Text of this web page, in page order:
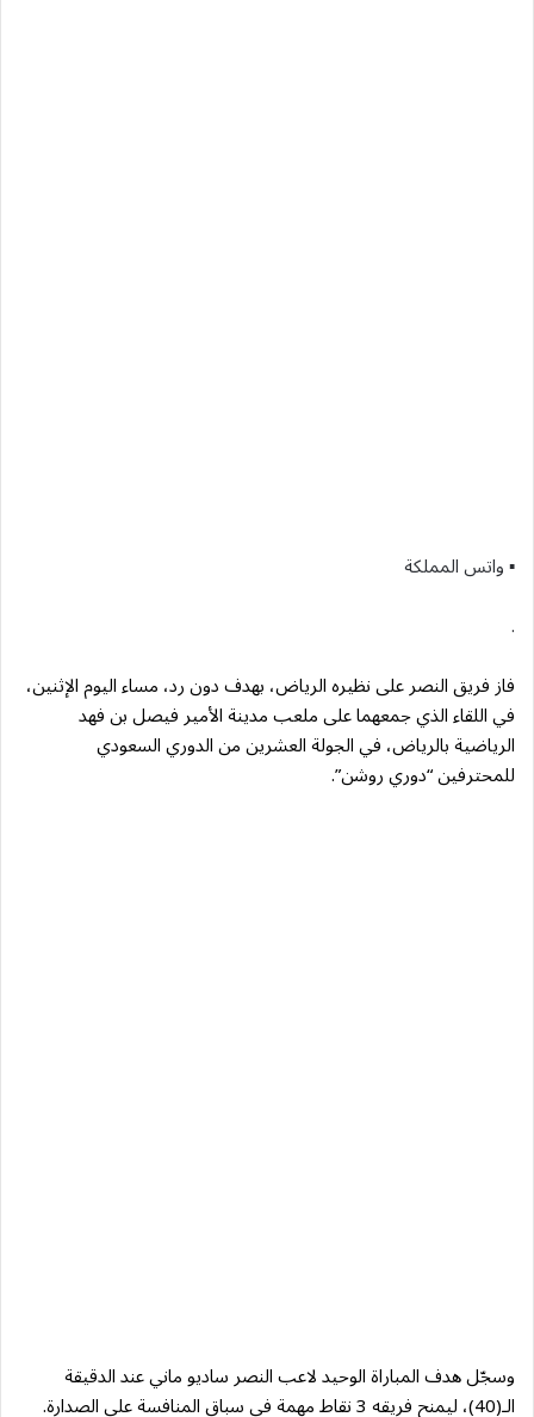
▪︎ واتس المملكة
.
فاز فريق النصر على نظيره الرياض، بهدف دون رد، مساء اليوم الإثنين،
في اللقاء الذي جمعهما على ملعب مدينة الأمير فيصل بن فهد
الرياضية بالرياض، في الجولة العشرين من الدوري السعودي
للمحترفين “دوري روشن”.
وسجّل هدف المباراة الوحيد لاعب النصر ساديو ماني عند الدقيقة
الـ(40)، ليمنح فريقه 3 نقاط مهمة في سباق المنافسة على الصدارة.